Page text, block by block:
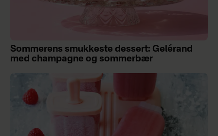
Sommerens smukkeste dessert: Gelérand
med champagne og sommerbær